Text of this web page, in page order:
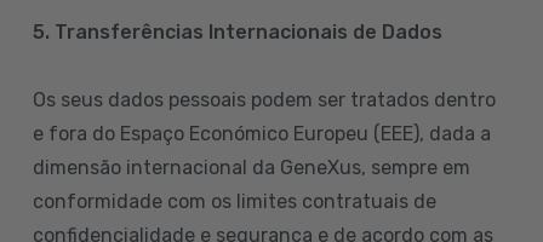
5. Transferências Internacionais de Dados
Os seus dados pessoais podem ser tratados dentro
e fora do Espaço Económico Europeu (EEE), dada a
dimensão internacional da GeneXus, sempre em
conformidade com os limites contratuais de
confidencialidade e segurança e de acordo com as